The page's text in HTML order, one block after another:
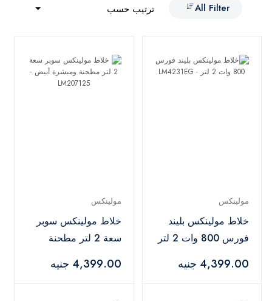
All Filter
ترتيب حسب
مولينكس
خلاط مولينكس بليند
فورس 800 وات 2 لتر
4,399.00 جنيه
مولينكس
خلاط مولينكس سوبر
سعة 2 لتر مطحنة
LM207125
4,399.00 جنيه